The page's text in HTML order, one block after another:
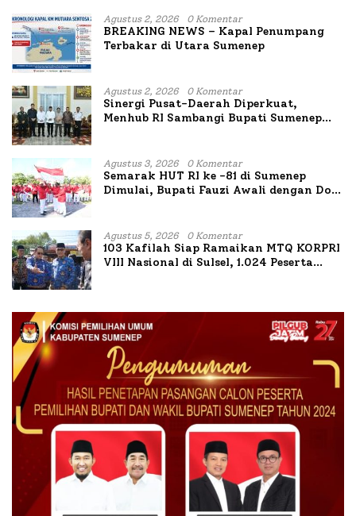
Agustus 2, 2026 0 Komentar
BREAKING NEWS – Kapal Penumpang
Terbakar di Utara Sumenep
Agustus 2, 2026 0 Komentar
Sinergi Pusat-Daerah Diperkuat,
Menhub RI Sambangi Bupati Sumenep
Agustus 3, 2026 0 Komentar
Semarak HUT RI ke -81 di Sumenep
Dimulai, Bupati Fauzi Awali dengan Doa
Agustus 5, 2026 0 Komentar
103 Kafilah Siap Ramaikan MTQ KORPRI
VIII Nasional di Sulsel, 1.024 Peserta